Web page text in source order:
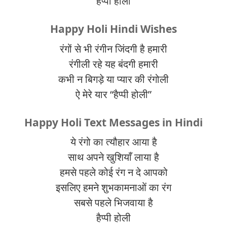
Happy Holi Hindi Wishes
रंगों से भी रंगीन जिंदगी है हमारी
रंगीली रहे यह बंदगी हमारी
कभी न बिगड़े या प्यार की रंगोली
ऐ मेरे यार “हैप्पी होली”
Happy Holi Text Messages in Hindi
ये रंगो का त्यौहार आया है
साथ अपने खुशियाँ लाया है
हमसे पहले कोई रंग न दे आपको
इसलिए हमने शुभकामनाओं का रंग
सबसे पहले भिजवाया है
हैप्पी होली